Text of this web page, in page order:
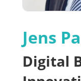
Jens
Digital